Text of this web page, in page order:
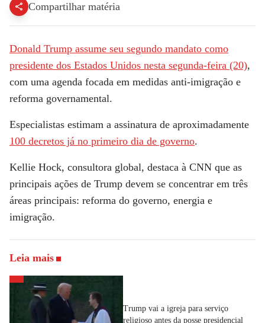
Compartilhar matéria
Donald Trump assume seu segundo mandato como
presidente dos Estados Unidos nesta segunda-feira (20),
com uma agenda focada em medidas anti-imigração e
reforma governamental.
Especialistas estimam a assinatura de aproximadamente
100 decretos já no primeiro dia de governo.
Kellie Hock, consultora global, destaca à CNN que as
principais ações de Trump devem se concentrar em três
áreas principais: reforma do governo, energia e
imigração.
Leia mais
Trump vai a igreja para serviço
religioso antes da posse presidencial